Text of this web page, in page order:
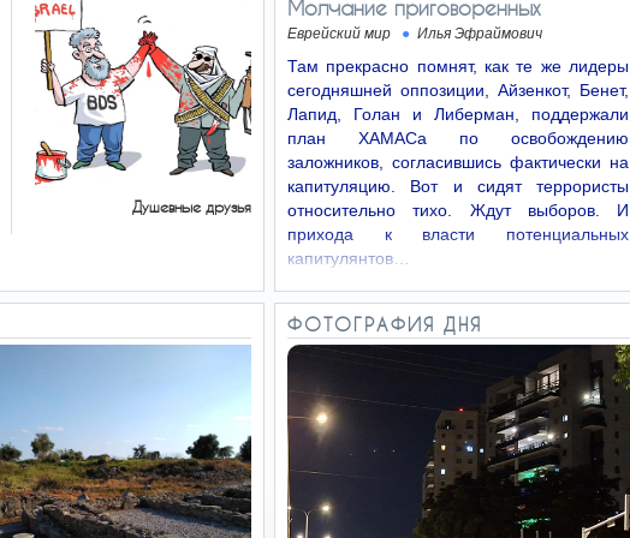
Душевные друзья
Молчание приговоренных
Еврейский мир Илья Эфраймович
Там прекрасно помнят, как те же лидеры
сегодняшней оппозиции, Айзенкот, Бенет,
Лапид, Голан и Либерман, поддержали
план ХАМАСа по освобождению
заложников, согласившись фактически на
капитуляцию. Вот и сидят террористы
относительно тихо. Ждут выборов. И
прихода к власти потенциальных
капитулянтов…
ФОТОГРАФИЯ ДНЯ